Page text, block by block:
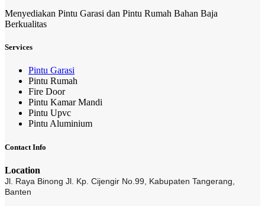
8888-
Menyediakan Pintu Garasi dan Pintu Rumah Bahan Baja
Berkualitas
Services
Pintu Garasi
Pintu Rumah
Fire Door
Pintu Kamar Mandi
Pintu Upvc
Pintu Aluminium
Contact Info
Location
Jl. Raya Binong Jl. Kp. Cijengir No.99, Kabupaten Tangerang,
Banten